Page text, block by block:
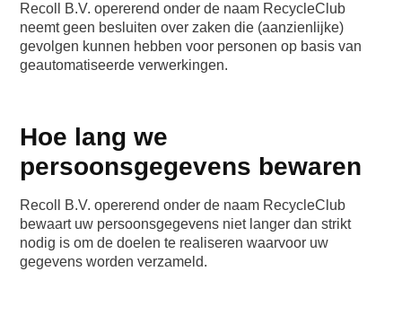
Recoll B.V. opererend onder de naam RecycleClub
neemt geen besluiten over zaken die (aanzienlijke)
gevolgen kunnen hebben voor personen op basis van
geautomatiseerde verwerkingen.
Hoe lang we
persoonsgegevens bewaren
Recoll B.V. opererend onder de naam RecycleClub
bewaart uw persoonsgegevens niet langer dan strikt
nodig is om de doelen te realiseren waarvoor uw
gegevens worden verzameld.